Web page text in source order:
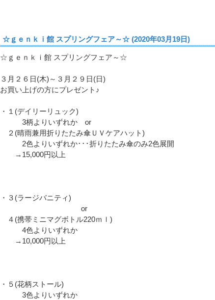
☆ｇｅｎｋｉ館 スプリングフェア～☆ (2020年03月19日)
☆ｇｅｎｋｉ館 スプリングフェア～☆
３月２６日(木)～３月２９日(日)
お買い上げの方にプレゼント♪
・１(デイリーリュック)
3柄よりいずれか or
２(晴雨兼用折りたたみ傘ＵＶケアハット)
2色よりいずれか･･･折りたたみ傘のみ2色展開
→15,000円以上
・３(ラージバニティ)
or
４(携帯ミニマグボトル220ｍｌ)
4色よりいずれか
→10,000円以上
・５(花柄ストール)
3色よりいずれか